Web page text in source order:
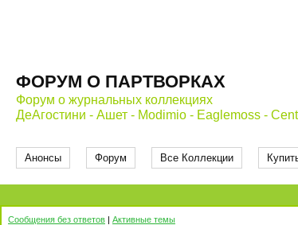
ФОРУМ О ПАРТВОРКАХ
Форум о журнальных коллекциях
ДеАгостини - Ашет - Modimio - Eaglemoss -
Анонсы Форум Все Коллекции
Сообщения без ответов | Активные темы